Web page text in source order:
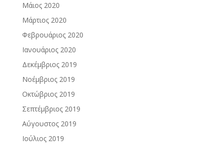
Μάιος 2020
Μάρτιος 2020
Φεβρουάριος 2020
Ιανουάριος 2020
Δεκέμβριος 2019
Νοέμβριος 2019
Οκτώβριος 2019
Σεπτέμβριος 2019
Αύγουστος 2019
Ιούλιος 2019